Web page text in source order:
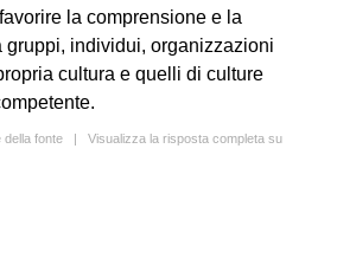
la comprensione e la
gruppi, individui, organizzazioni
cultura e quelli di culture
della fonte | Visualizza la risposta completa su